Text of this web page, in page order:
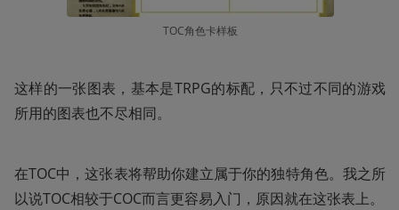
TOC角色卡样板
这样的一张图表，基本是TRPG的标配，只不过不同的游戏
所用的图表也不尽相同。
在TOC中，这张表将帮助你建立属于你的独特角色。我之所
以说TOC相较于COC而言更容易入门，原因就在这张表上。